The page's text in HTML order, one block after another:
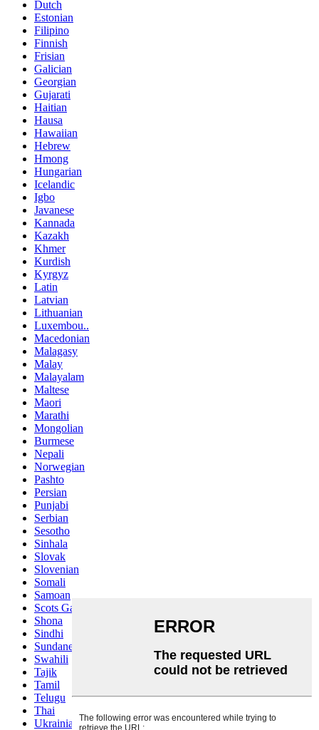
Dutch
Estonian
Filipino
Finnish
Frisian
Galician
Georgian
Gujarati
Haitian
Hausa
Hawaiian
Hebrew
Hmong
Hungarian
Icelandic
Igbo
Javanese
Kannada
Kazakh
Khmer
Kurdish
Kyrgyz
Latin
Latvian
Lithuanian
Luxembou..
Macedonian
Malagasy
Malay
Malayalam
Maltese
Maori
Marathi
Mongolian
Burmese
Nepali
Norwegian
Pashto
Persian
Punjabi
Serbian
Sesotho
Sinhala
Slovak
Slovenian
Somali
Samoan
Scots Gaelic
Shona
Sindhi
Sundanese
Swahili
Tajik
Tamil
Telugu
Thai
Ukrainian